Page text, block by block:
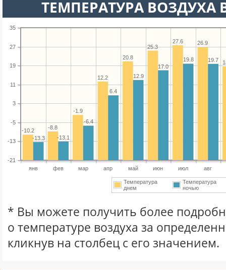
ТЕМПЕРАТУРА ВОЗДУХА
янв фев мар апр май июн июл авг
-21
-13
-5
3
11
19
27
35
26.9
27.6
25.3
20.8
12.2
-1.9
-8.8
-10.2
19.7
19.8
17.0
12.9
6.4
-6.4
-13.1
-13.3
Температура
днем
Температура
ночью
* Вы можете получить более
о температуре воздуха за
кликнув на столбец с его значением.